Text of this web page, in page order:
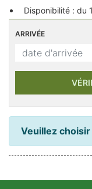
N'hésitez pas à
Disponibilité : du
ARRIVÉE
Veuillez